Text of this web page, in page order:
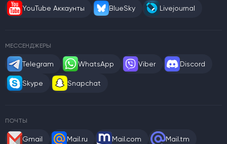
YouTube Аккаунты BlueSky Livejournal
МЕССЕНДЖЕРЫ
Telegram WhatsApp Viber Discord
Skype Snapchat
ПОЧТЫ
Gmail Mail.ru Mail.com Mail.tm